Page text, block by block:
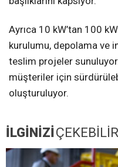
Ayrıca 10 kW’tan 100
kurulumu, depolama ve
teslim projeler
müşteriler için
oluşturuluyor.
İLGİNİZİ ÇEKEBİLİR